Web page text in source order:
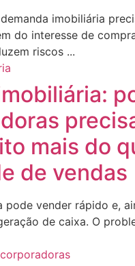
imobiliária
do interesse de
riscos ...
mais do
de vendas
pode vender rápido e,
de caixa. O